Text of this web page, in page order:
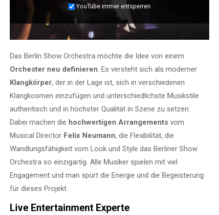
YouTube immer entsperren
Das Berlin Show Orchestra möchte die Idee von einem
Orchester neu definieren. Es versteht sich als moderner
Klangkörper, der in der Lage ist, sich in verschiedenen
Klangkosmen einzufügen und unterschiedlichste Musikstile
authentisch und in höchster Qualität in Szene zu setzen.
Dabei machen die hochwertigen Arrangements vom
Musical Director Felix Neumann, die Flexibilität, die
Wandlungsfähigkeit vom Look und Style das Berliner Show
Orchestra so einzigartig. Alle Musiker spielen mit viel
Engagement und man spürt die Energie und die Begeisterung
für dieses Projekt.
Live Entertainment Experte